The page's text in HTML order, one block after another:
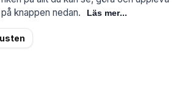
knappen nedan.
Läs mer